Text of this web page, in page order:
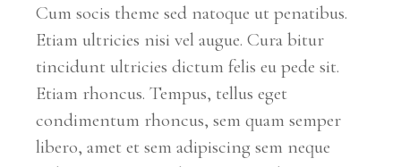
Cum socis theme sed natoque ut penatibus.
Etiam ultricies nisi vel augue. Cura bitur
tincidunt ultricies dictum felis eu pede sit.
Etiam rhoncus. Tempus, tellus eget
condimentum rhoncus, sem quam semper
libero, amet et sem adipiscing sem neque